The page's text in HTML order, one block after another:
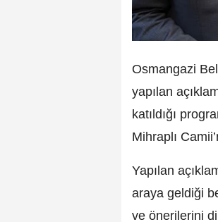
Osmangazi
yapılan
katıldığı
Mihraplı
Yapılan
araya geldiği
ve önerilerini